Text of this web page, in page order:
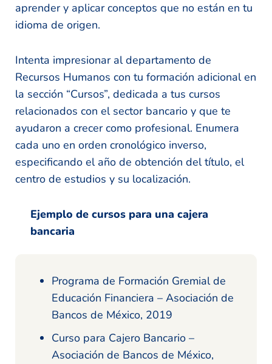
aprender y aplicar conceptos que no están en tu
idioma de origen.
Intenta impresionar al departamento de
Recursos Humanos con tu formación adicional en
la sección “Cursos”, dedicada a tus cursos
relacionados con el sector bancario y que te
ayudaron a crecer como profesional. Enumera
cada uno en orden cronológico inverso,
especificando el año de obtención del título, el
centro de estudios y su localización.
Ejemplo de cursos para una cajera
bancaria
Programa de Formación Gremial de
Educación Financiera – Asociación de
Bancos de México, 2019
Curso para Cajero Bancario –
Asociación de Bancos de México,